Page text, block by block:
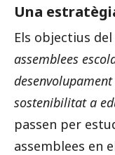
Una
Els objectius
assemblees
sostenibilitat a
passen per
assemblees en